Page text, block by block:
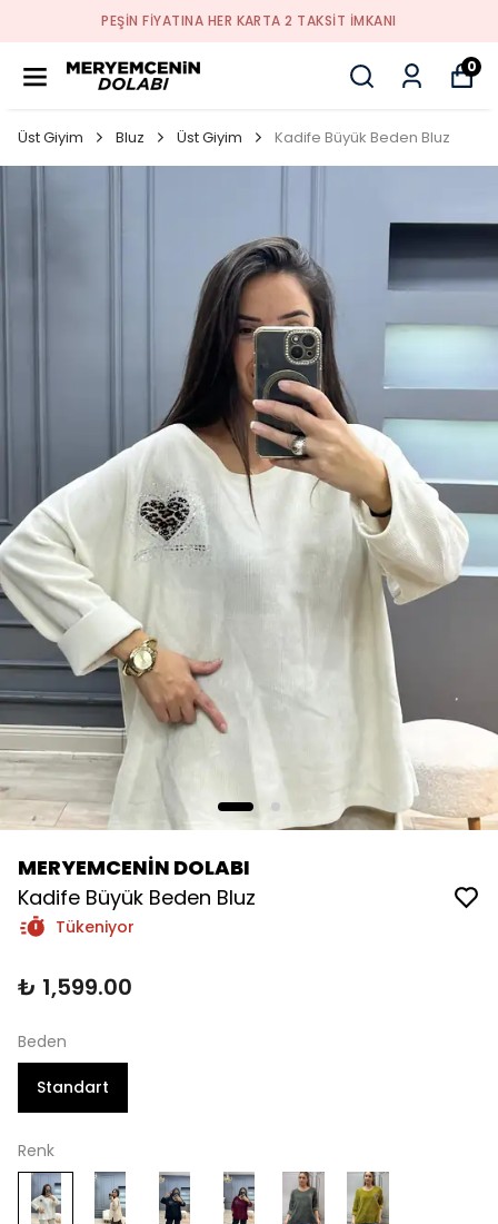
PEŞİN FİYATINA HER KARTA 2 TAKSİT İMKANI
0
Üst Giyim Bluz Üst Giyim Kadife Büyük Beden Bluz
MERYEMCENİN DOLABI
Kadife Büyük Beden Bluz
Tükeniyor
₺ 1,599.00
Beden
Standart
Renk